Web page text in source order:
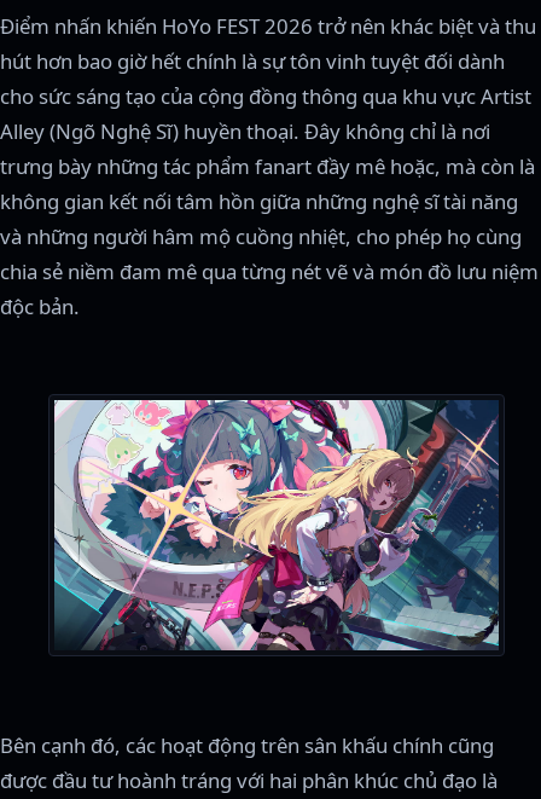
Điểm nhấn khiến HoYo FEST 2026 trở nên khác biệt và thu
hút hơn bao giờ hết chính là sự tôn vinh tuyệt đối dành
cho sức sáng tạo của cộng đồng thông qua khu vực Artist
Alley (Ngõ Nghệ Sĩ) huyền thoại. Đây không chỉ là nơi
trưng bày những tác phẩm fanart đầy mê hoặc, mà còn là
không gian kết nối tâm hồn giữa những nghệ sĩ tài năng
và những người hâm mộ cuồng nhiệt, cho phép họ cùng
chia sẻ niềm đam mê qua từng nét vẽ và món đồ lưu niệm
độc bản.
Bên cạnh đó, các hoạt động trên sân khấu chính cũng
được đầu tư hoành tráng với hai phân khúc chủ đạo là